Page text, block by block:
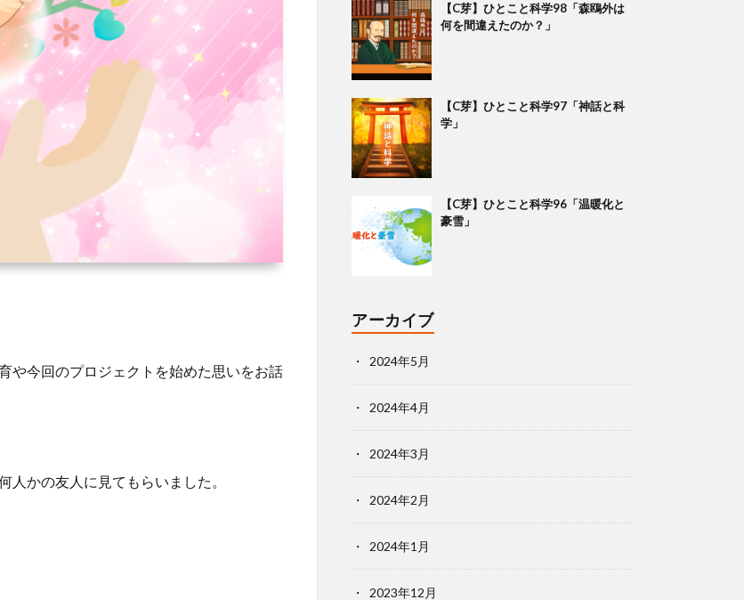
や今回のプロジェクトを始めた思いをお話
かの友人に見てもらいました。
【C芽】ひとこと科学98「森鴎外は
何を間違えたのか？」
【C芽】ひとこと科学97「神話と科
学」
【C芽】ひとこと科学96「温暖化と
豪雪」
アーカイブ
2024年5月
2024年4月
2024年3月
2024年2月
2024年1月
2023年12月